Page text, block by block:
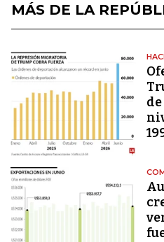
MÁS DE LA